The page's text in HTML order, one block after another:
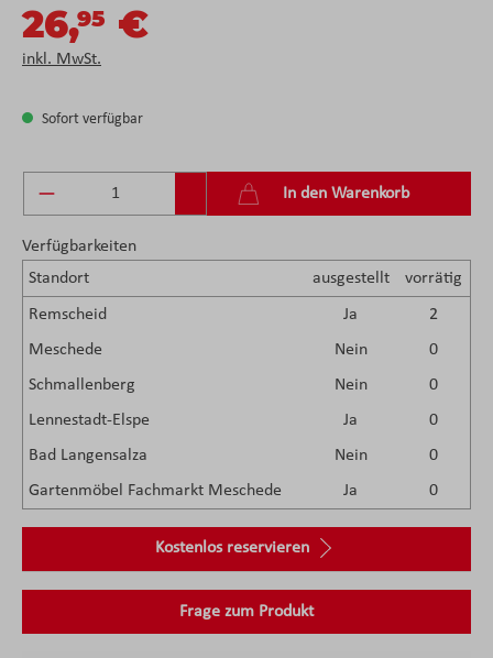
26,95 €
inkl. MwSt.
Sofort verfügbar
Produkt Anzahl: Gib den gewünschten Wert
In den Warenkorb
Verfügbarkeiten
Standort
ausgestellt vorrätig
Remscheid Ja
2
Meschede
Nein
0
Schmallenberg
Nein
0
Lennestadt-Elspe
Ja
0
Bad Langensalza
Nein
0
Gartenmöbel Fachmarkt Meschede
Ja 0
Kostenlos reservieren
Frage zum Produkt